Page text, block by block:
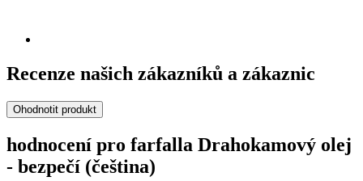
Recenze našich zákazníků a zákaznic
Ohodnotit produkt
hodnocení pro farfalla Drahokamový olej
-​ bezpečí (čeština)